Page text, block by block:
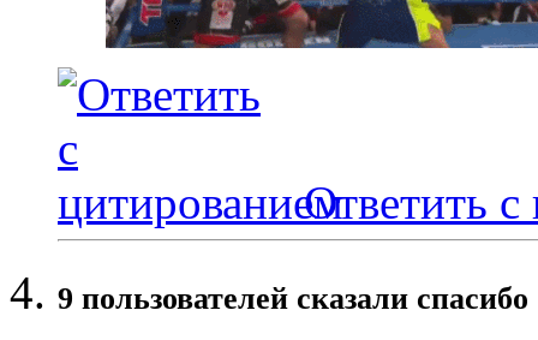
Ответить с
9 пользователей сказали